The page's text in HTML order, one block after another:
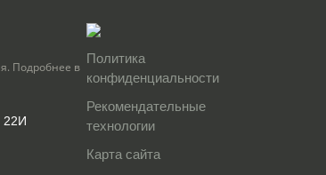
Подробнее в
22И
Политика
конфиденциальности
Рекомендательные
технологии
Карта сайта